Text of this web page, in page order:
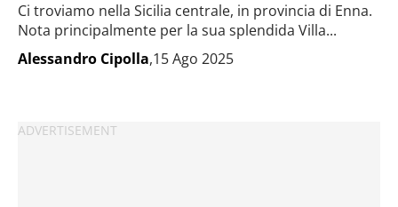
Ci troviamo nella Sicilia centrale, in provincia di Enna.
Nota principalmente per la sua splendida Villa...
Alessandro Cipolla,15 Ago 2025